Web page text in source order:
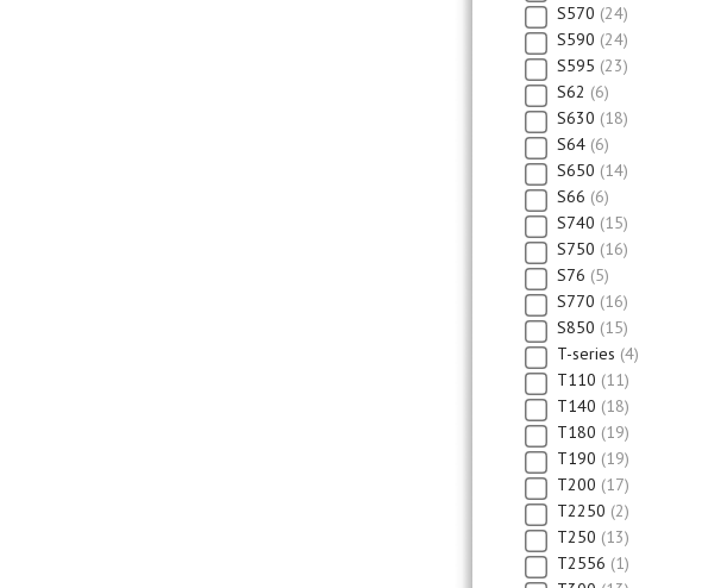
S570 24
S590 24
S595 23
S62
6
S630 18
S64 6
S650 14
S66 6
S740 15
S750 16
S76
5
S770 16
S850 15
T-series 4
T110 11
T140 18
T180 19
T190 19
T200 17
T2250 2
T250 13
T2556 1